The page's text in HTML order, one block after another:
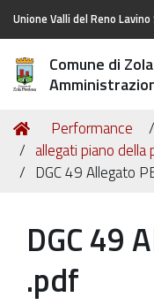
Unione Valli del Reno
Comune di
Tu
sei
qui:
Home
Performance
allegati piano
DGC 49 Allegato
DGC 49
.pdf